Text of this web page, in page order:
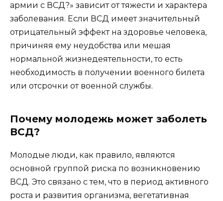
армии с ВСД?» зависит от тяжести и характера
заболевания. Если ВСД имеет значительный
отрицательный эффект на здоровье человека,
причиняя ему неудобства или мешая
нормальной жизнедеятельности, то есть
необходимость в получении военного билета
или отсрочки от военной службы.
Почему молодежь может заболеть
ВСД?
Молодые люди, как правило, являются
основной группой риска по возникновению
ВСД. Это связано с тем, что в период активного
роста и развития организма, вегетативная